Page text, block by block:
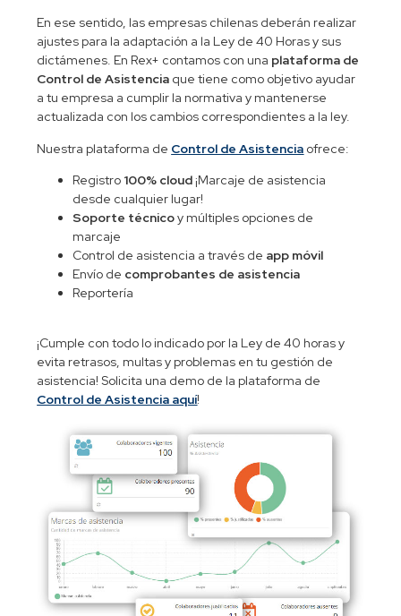
En ese sentido, las empresas chilenas deberán realizar
ajustes para la adaptación a la Ley de 40 Horas y sus
dictámenes. En Rex+ contamos con una plataforma de
Control de Asistencia que tiene como objetivo ayudar
a tu empresa a cumplir la normativa y mantenerse
actualizada con los cambios correspondientes a la ley.
Nuestra plataforma de Control de Asistencia ofrece:
Registro 100% cloud¡Marcaje de asistencia
desde cualquier lugar!
Soporte técnicoy múltiples opciones de
marcaje
Control de asistencia a través de app móvil
Envío de comprobantes de asistencia
Reportería
¡Cumple con todo lo indicado por la Ley de 40 horas y
evita retrasos, multas y problemas en tu gestión de
asistencia! Solicita una demo de la plataforma de
Control de Asistencia aquí!